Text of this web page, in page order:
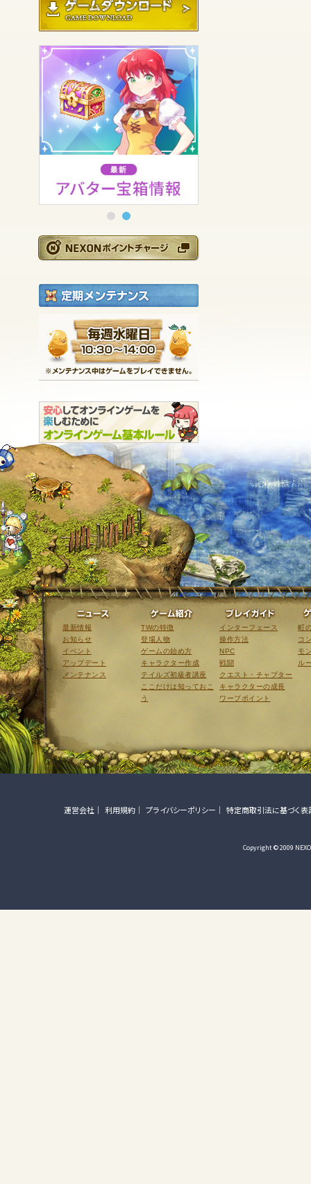
ニュース
最新情報
お知らせ
イベント
アップデート
メンテナンス
ゲーム紹介
TWの特徴
登場人物
ゲームの始め方
キャラクター作成
テイルズ初級者講座
ここだけは知っておこ
う
インターフェース
操作方法
NPC
戦闘
クエスト・チャプター
キャラクターの成長
ワープポイント
町
コ
モ
ル
運営会社 利用規約 プライバシーポリシー 特定商取引法に基づく表
Copyright © 2009